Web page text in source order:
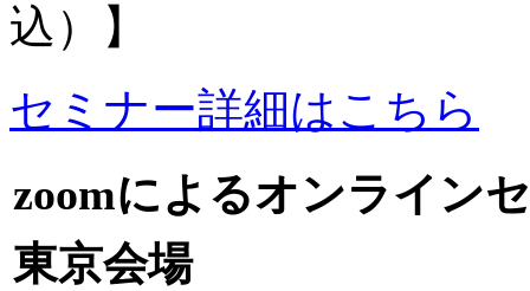
込）】
セミナー詳細はこちら
zoomによるオンライン
東京会場